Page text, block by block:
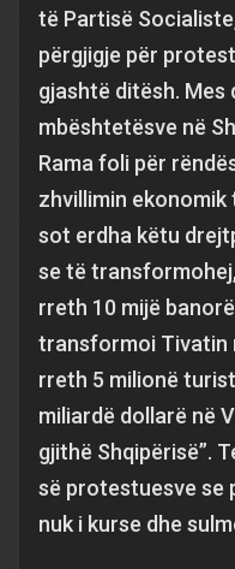
të Partisë
përgjigje për
gjashtë ditësh.
mbështetësve në
Rama foli për
zhvillimin ekonomik
sot erdha këtu
se të
rreth 10 mijë
transformoi Tivatin
rreth 5 milionë
miliardë dollarë në
gjithë Shqipërisë”.
së protestuesve se
nuk i kurse dhe